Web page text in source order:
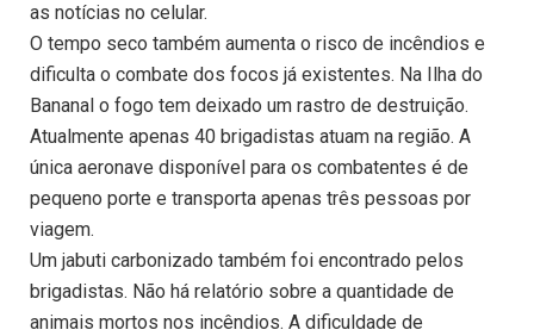
as notícias no celular.
O tempo seco também aumenta o risco de incêndios e
dificulta o combate dos focos já existentes. Na Ilha do
Bananal o fogo tem deixado um rastro de destruição.
Atualmente apenas 40 brigadistas atuam na região. A
única aeronave disponível para os combatentes é de
pequeno porte e transporta apenas três pessoas por
viagem.
Um jabuti carbonizado também foi encontrado pelos
brigadistas. Não há relatório sobre a quantidade de
animais mortos nos incêndios. A dificuldade de